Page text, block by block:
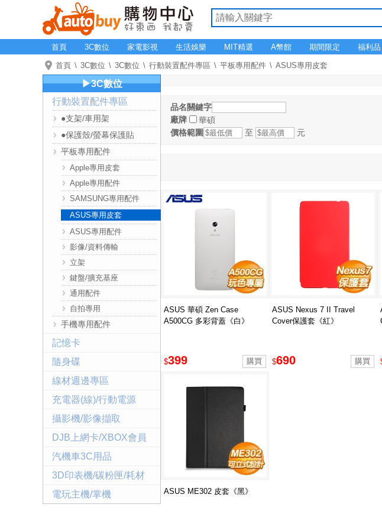
首頁 3C數位 家電影視 生活娛樂 MIT精選 A幣館 期間限定 福利品
首頁 3C數位 3C數位 行動裝置配件專區 平板專用配件 ASUS專用皮套
品名關鍵字
廠牌
華碩
價格範圍
至 元
ASUS 華碩 Zen Case
A500CG 多彩背蓋《白》
$399
ASUS Nexus 7 II Travel
Cover保護套《紅》
$690
ASUS ME302 皮套《黑》
▶3C數位
行動裝置配件專區
●支架/車用架
●保護殼/螢幕保護貼
平板專用配件
Apple專用皮套
Apple專用配件
SAMSUNG專用配件
ASUS專用皮套
ASUS專用配件
影像/資料傳輸
立架
鍵盤/擴充基座
通用配件
自拍專用
手機專用配件
記憶卡
隨身碟
線材週邊專區
充電器(線)/行動電源
攝影機/影像擷取
DJB上網卡/XBOX會員
汽機車3C用品
3D印表機/碳粉匣/耗材
電玩主機/掌機